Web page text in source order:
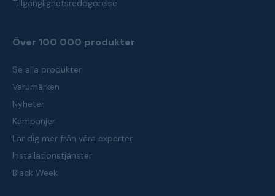
Tillgänglighetsredogörelse
Över 100 000 produkter
Se alla produkter
Varumärken
Nyheter
Kampanjer
Lär dig mer från våra experter
Installationstjänster
Black Week